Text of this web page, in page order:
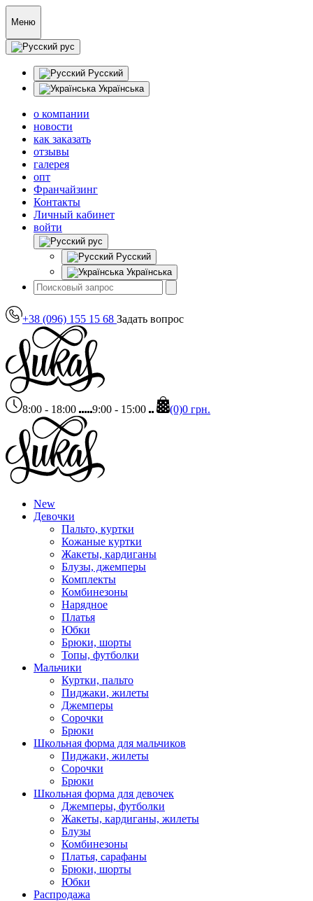
Меню
рус
Русский
Українська
о компании
новости
как заказать
отзывы
галерея
опт
Франчайзинг
Контакты
Личный кабинет
войти
рус
Русский
Українська
+38 (096) 155 15 68 Задать вопрос
8:00 - 18:00 9:00 - 15:00 (0)0 грн.
New
Девочки
Пальто, куртки
Кожаные куртки
Жакеты, кардиганы
Блузы, джемперы
Комплекты
Комбинезоны
Нарядное
Платья
Юбки
Брюки, шорты
Топы, футболки
Мальчики
Куртки, пальто
Пиджаки, жилеты
Джемперы
Сорочки
Брюки
Школьная форма для мальчиков
Пиджаки, жилеты
Сорочки
Брюки
Школьная форма для девочек
Джемперы, футболки
Жакеты, кардиганы, жилеты
Блузы
Комбинезоны
Платья, сарафаны
Брюки, шорты
Юбки
Распродажа